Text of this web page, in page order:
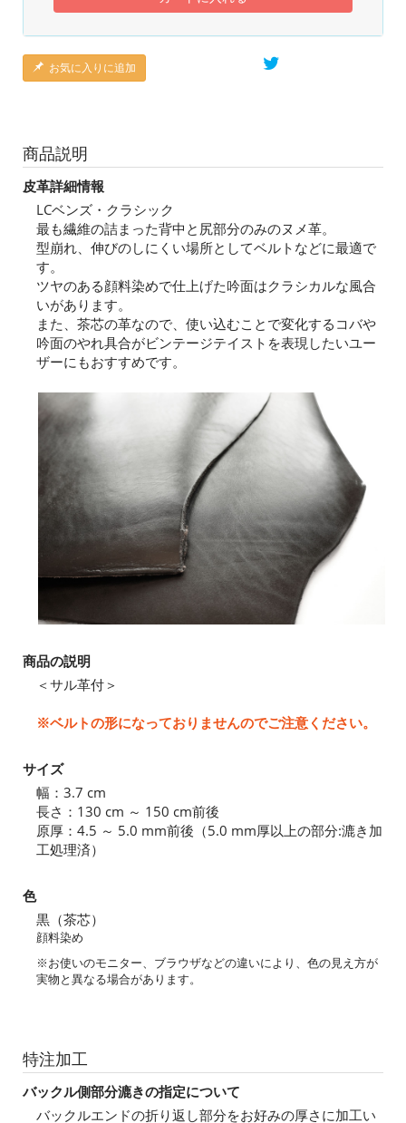
お気に入りに追加
商品説明
皮革詳細情報
LCベンズ・クラシック
最も繊維の詰まった背中と尻部分のみのヌメ革。
型崩れ、伸びのしにくい場所としてベルトなどに最適で
す。
ツヤのある顔料染めで仕上げた吟面はクラシカルな風合
いがあります。
また、茶芯の革なので、使い込むことで変化するコバや
吟面のやれ具合がビンテージテイストを表現したいユー
ザーにもおすすめです。
商品の説明
＜サル革付＞
※ベルトの形になっておりませんのでご注意ください。
サイズ
幅：3.7 cm
長さ：130 cm ～ 150 cm前後
原厚：4.5 ～ 5.0 mm前後（5.0 mm厚以上の部分:漉き加
工処理済）
色
黒（茶芯）
顔料染め
※お使いのモニター、ブラウザなどの違いにより、色の見え方が
実物と異なる場合があります。
特注加工
バックル側部分漉きの指定について
バックルエンドの折り返し部分をお好みの厚さに加工い